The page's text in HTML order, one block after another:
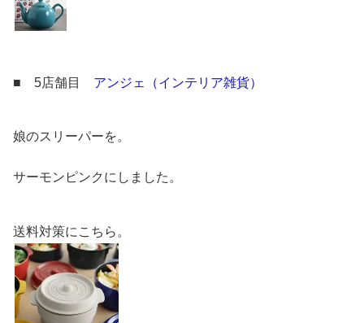
■ 5店舗目 アンジェ（インテリア雑貨）
娘のスリーパーを。
サーモンピンクにしました。
送料対策にこちら。